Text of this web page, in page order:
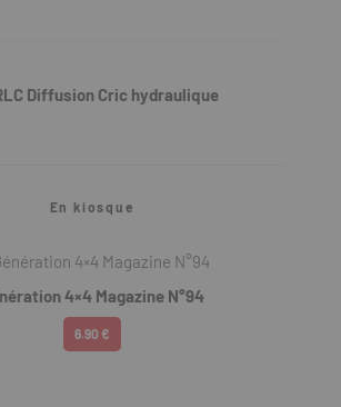
Diffusion Cric hydraulique
En kiosque
4×4 Magazine N°94
6.90 €